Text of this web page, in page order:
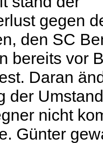
gegen
den SC
bereits vor
Daran
der
nicht
Günter